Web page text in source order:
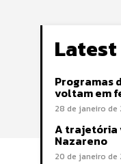
Latest
Programas
voltam em
28 de janeiro de
A trajetória
Nazareno
20 de janeiro de